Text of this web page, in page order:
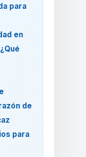
para
en
de
para